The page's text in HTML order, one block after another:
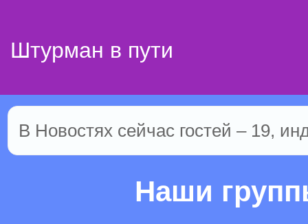
Штурман в пути
В Новостях сейчас гостей – 19,
Наши